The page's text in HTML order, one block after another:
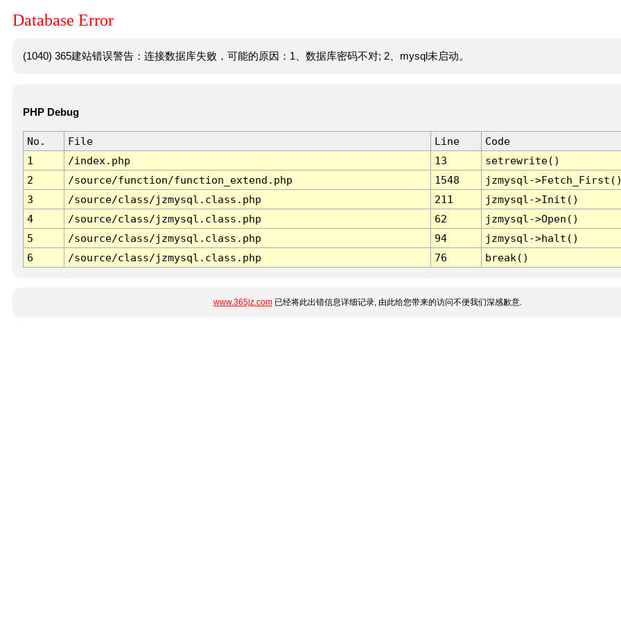
Database Error
(1040) 365建站错误警告：连接数据库失败，可能的原因：1、数据库密码不对; 2、mysql未启动。
PHP Debug
No. File Line
Code
1
/index.php 13
setrewrite()
2
/source/function/function_extend.php 1548
jzmysql-
3
/source/class/jzmysql.class.php 211
jzmysql->Init()
4
/source/class/jzmysql.class.php 62
jzmysql->Open()
5
/source/class/jzmysql.class.php 94
jzmysql->halt()
6
/source/class/jzmysql.class.php 76 break()
www.365jz.com已经将此出错信息详细记录, 由此给您带来的访问不便我们深感歉意.